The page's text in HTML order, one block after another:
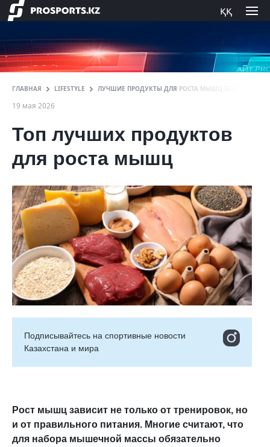
ққ
ГЛАВНАЯ LIFESTYLE ЛУЧШИЕ ПРОДУКТЫ ДЛЯ РОСТА МЫШЦ БЕЗ
19 мая 2026
Топ лучших продуктов
для роста мышц
Подписывайтесь на cпортивные новости
Казахстана и мира
Рост мышц зависит не только от тренировок, но
и от правильного питания. Многие считают, что
для набора мышечной массы обязательно